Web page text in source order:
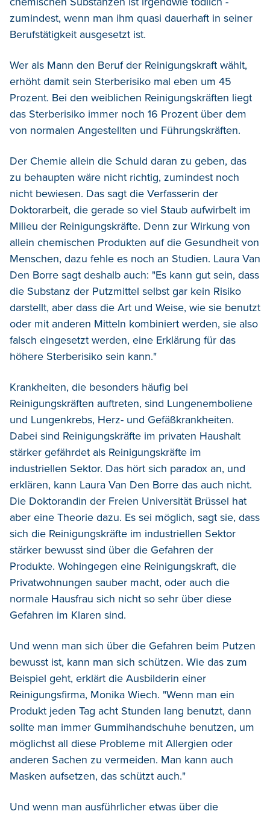
zumindest, wenn man ihm quasi dauerhaft in seiner
Berufstätigkeit ausgesetzt ist.
Wer als Mann den Beruf der Reinigungskraft wählt,
erhöht damit sein Sterberisiko mal eben um 45
Prozent. Bei den weiblichen Reinigungskräften liegt
das Sterberisiko immer noch 16 Prozent über dem
von normalen Angestellten und Führungskräften.
Der Chemie allein die Schuld daran zu geben, das
zu behaupten wäre nicht richtig, zumindest noch
nicht bewiesen. Das sagt die Verfasserin der
Doktorarbeit, die gerade so viel Staub aufwirbelt im
Milieu der Reinigungskräfte. Denn zur Wirkung von
allein chemischen Produkten auf die Gesundheit von
Menschen, dazu fehle es noch an Studien. Laura Van
Den Borre sagt deshalb auch: "Es kann gut sein, dass
die Substanz der Putzmittel selbst gar kein Risiko
darstellt, aber dass die Art und Weise, wie sie benutzt
oder mit anderen Mitteln kombiniert werden, sie also
falsch eingesetzt werden, eine Erklärung für das
höhere Sterberisiko sein kann."
Krankheiten, die besonders häufig bei
Reinigungskräften auftreten, sind Lungenemboliene
und Lungenkrebs, Herz- und Gefäßkrankheiten.
Dabei sind Reinigungskräfte im privaten Haushalt
stärker gefährdet als Reinigungskräfte im
industriellen Sektor. Das hört sich paradox an, und
erklären, kann Laura Van Den Borre das auch nicht.
Die Doktorandin der Freien Universität Brüssel hat
aber eine Theorie dazu. Es sei möglich, sagt sie, dass
sich die Reinigungskräfte im industriellen Sektor
stärker bewusst sind über die Gefahren der
Produkte. Wohingegen eine Reinigungskraft, die
Privatwohnungen sauber macht, oder auch die
normale Hausfrau sich nicht so sehr über diese
Gefahren im Klaren sind.
Und wenn man sich über die Gefahren beim Putzen
bewusst ist, kann man sich schützen. Wie das zum
Beispiel geht, erklärt die Ausbilderin einer
Reinigungsfirma, Monika Wiech. "Wenn man ein
Produkt jeden Tag acht Stunden lang benutzt, dann
sollte man immer Gummihandschuhe benutzen, um
möglichst all diese Probleme mit Allergien oder
anderen Sachen zu vermeiden. Man kann auch
Masken aufsetzen, das schützt auch."
Und wenn man ausführlicher etwas über die